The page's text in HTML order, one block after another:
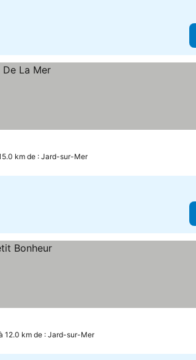
km de : Jard-sur-Mer
12.0 km de : Jard-sur-Mer